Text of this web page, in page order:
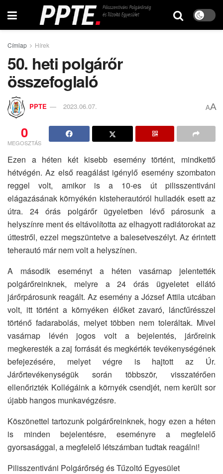
Címlap Hírek
50. heti polgárőr
összefoglaló
PPTE 2023.06.07. AA
0
MEGOSZTÁS
Ezen a héten két kisebb esemény történt, mindkettő
hétvégén. Az első reagálást igénylő esemény szombaton
reggel volt, amikor is a 10-es út pilisszentiváni
elágazásának környékén kisteherautóról hulladék esett az
útra. 24 órás polgárőr ügyeletben lévő párosunk a
helyszínre ment és eltávolította az elhagyott radiátorokat az
úttestről, ezzel megszüntetve a balesetveszélyt. Az érintett
teherautó már nem volt a helyszínen.
A második eseményt a héten vasárnap jelentették
polgárőreinknek, melyre a 24 órás ügyeletet ellátó
járőrpárosunk reagált. Az esemény a József Attila utcában
volt, itt történt a környéken élőket zavaró, láncfűrésszel
történő fadarabolás, melyet többen nem toleráltak. Mivel
vasárnap lévén jogos volt a bejelentés, járőreink
megkeresték a zaj forrását és megkérték tevékenységének
befejezésére, melyet végre is hajtott az Úr.
Járőrtevékenységük során többször, visszatérően
ellenőrizték Kollégáink a környék csendjét, nem került sor
újabb hangos munkavégzésre.
Köszönettel tartozunk polgárőreinknek, hogy ezen a héten
is minden bejelentésre, eseményre a megfelelő
gyorsasággal, a megfelelő létszámban tudtak reagálni!
Pilisszentiváni Polgárőrség és Tűzoltó Egyesület